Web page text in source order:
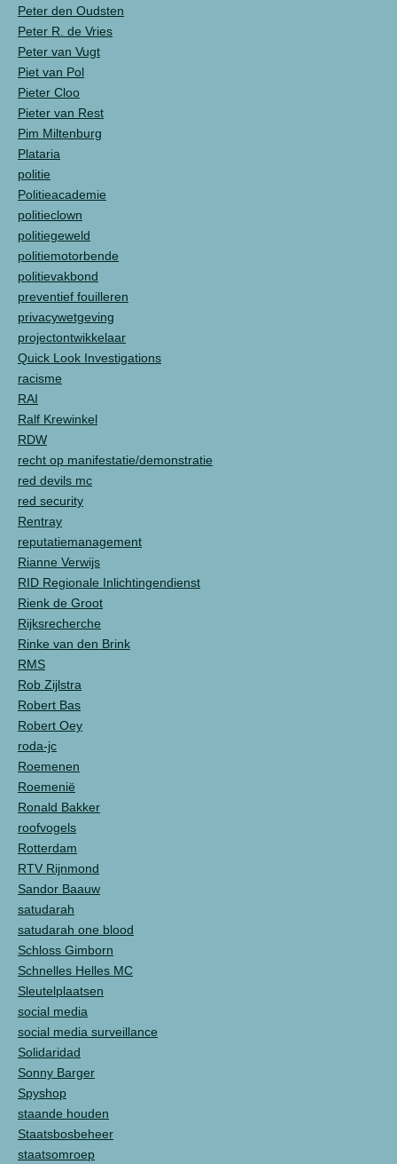
Peter den Oudsten
Peter R. de Vries
Peter van Vugt
Piet van Pol
Pieter Cloo
Pieter van Rest
Pim Miltenburg
Plataria
politie
Politieacademie
politieclown
politiegeweld
politiemotorbende
politievakbond
preventief fouilleren
privacywetgeving
projectontwikkelaar
Quick Look Investigations
racisme
RAI
Ralf Krewinkel
RDW
recht op manifestatie/demonstratie
red devils mc
red security
Rentray
reputatiemanagement
Rianne Verwijs
RID Regionale Inlichtingendienst
Rienk de Groot
Rijksrecherche
Rinke van den Brink
RMS
Rob Zijlstra
Robert Bas
Robert Oey
roda-jc
Roemenen
Roemenië
Ronald Bakker
roofvogels
Rotterdam
RTV Rijnmond
Sandor Baauw
satudarah
satudarah one blood
Schloss Gimborn
Schnelles Helles MC
Sleutelplaatsen
social media
social media surveillance
Solidaridad
Sonny Barger
Spyshop
staande houden
Staatsbosbeheer
staatsomroep